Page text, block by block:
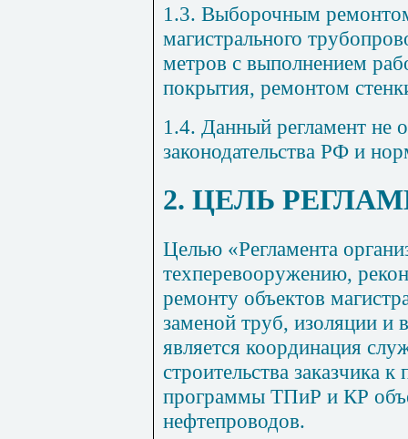
1.3. Выборочным
магистрального
метров с выполнением
покрытия, ремонтом
1.4. Данный регламент не
законодательства РФ и
2. ЦЕЛЬ
Целью «Регламента
техперевооружению,
ремонту объектов
заменой труб, изоляции
является координация
строительства заказчика
программы ТПиР и КР
нефтепроводов.